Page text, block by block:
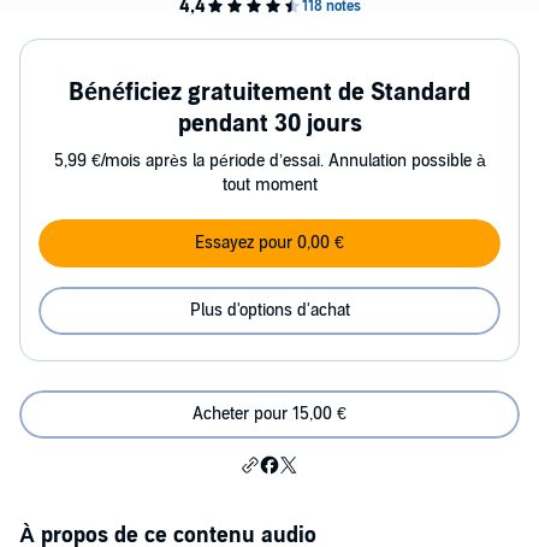
Bénéficiez gratuitement de Standard
pendant 30 jours
5,99 €/mois après la période d’essai. Annulation possible à
tout moment
Essayez pour 0,00 €
Plus d'options d'achat
Acheter pour 15,00 €
À propos de ce contenu audio